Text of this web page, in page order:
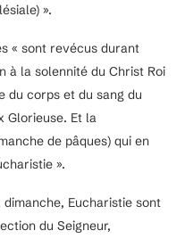
».
« sont revécus durant
à la solennité du Christ Roi
du corps et du sang du
Glorieuse. Et la
de pâques) qui en
».
Eucharistie sont
du Seigneur,